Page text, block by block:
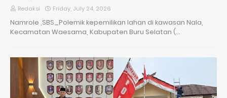
Redaksi Friday, July 24, 2026
Namrole ,SBS_Polemik kepemilikan lahan di kawasan Nala,
Kecamatan Waesama, Kabupaten Buru Selatan (…